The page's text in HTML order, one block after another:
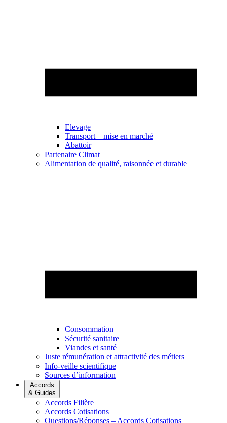
Elevage
Transport – mise en marché
Abattoir
Partenaire Climat
Alimentation de qualité, raisonnée et durable
Consommation
Sécurité sanitaire
Viandes et santé
Juste rémunération et attractivité des métiers
Info-veille scientifique
Sources d’information
Accords
& Guides
Accords Filière
Accords Cotisations
Questions/Réponses – Accords Cotisations